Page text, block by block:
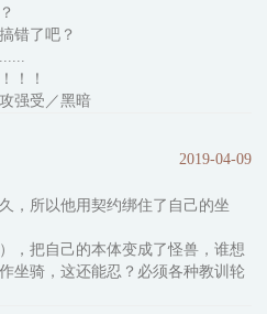
错了吧？
！！
强受／黑暗
2019-04-09
，所以他用契约绑住了自己的坐
，把自己的本体变成了怪兽，谁想
坐骑，这还能忍？必须各种教训轮